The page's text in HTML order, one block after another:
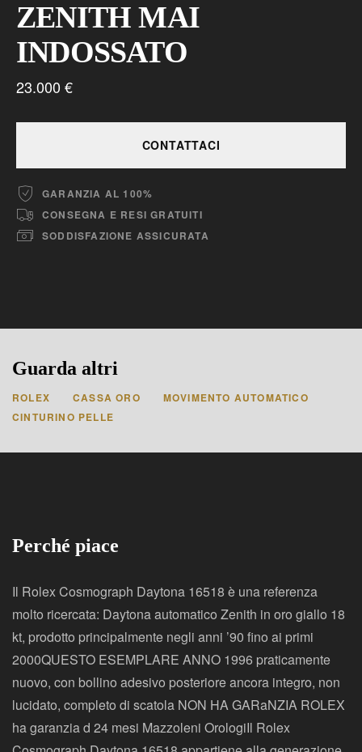
ZENITH MAI
INDOSSATO
23.000 €
CONTATTACI
GARANZIA AL 100%
CONSEGNA E RESI GRATUITI
SODDISFAZIONE ASSICURATA
Guarda altri
ROLEX CASSA ORO
MOVIMENTO AUTOMATICO
CINTURINO PELLE
Perché piace
Il Rolex Cosmograph Daytona 16518 è una referenza
molto ricercata: Daytona automatico Zenith in oro giallo 18
kt, prodotto principalmente negli anni ’90 fino ai primi
2000QUESTO ESEMPLARE ANNO 1996 praticamente
nuovo, con bollino adesivo posteriore ancora integro, non
lucidato, completo di scatola NON HA GARaNZIA ROLEX
ha garanzia d 24 mesi Mazzoleni OrologiIl Rolex